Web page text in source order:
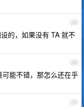
15
的，如果没有 TA 就不
16
能不错，那怎么还在乎
17